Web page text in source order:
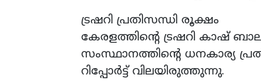
ട്രഷറി പ്രതിസന്ധി രൂക്ഷം
കേരളത്തിന്റെ ട്രഷറി കാഷ്
സംസ്ഥാനത്തിന്റെ ധനകാര്യ
റിപ്പോര്‍ട്ട് വിലയിരുത്തുന്നു.